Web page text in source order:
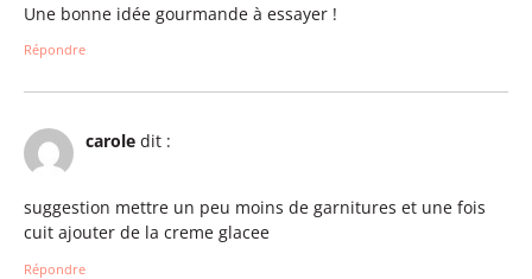
Une bonne idée gourmande à essayer !
Répondre
carole dit :
suggestion mettre un peu moins de garnitures et une fois
cuit ajouter de la creme glacee
Répondre